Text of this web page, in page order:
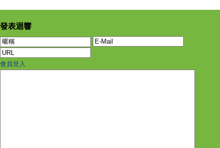
發表迴響
會員登入